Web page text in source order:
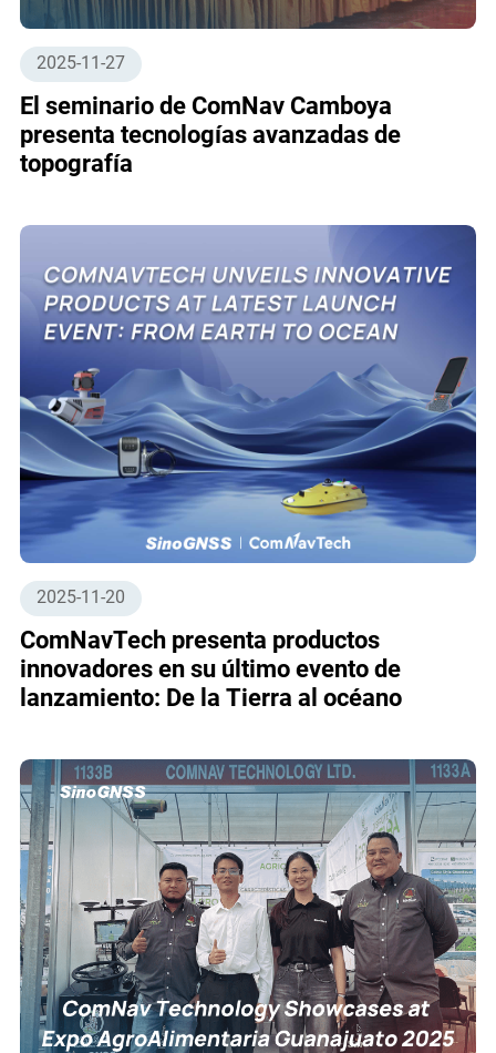
2025-11-27
El seminario de ComNav Camboya
presenta tecnologías avanzadas de
topografía
2025-11-20
ComNavTech presenta productos
innovadores en su último evento de
lanzamiento: De la Tierra al océano